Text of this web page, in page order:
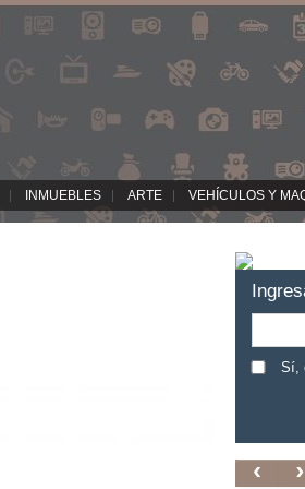
INMUEBLES ARTE VEHÍCULOS Y
Sí,